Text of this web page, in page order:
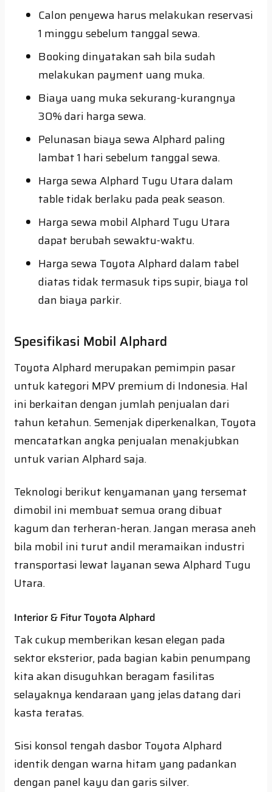
Calon penyewa harus melakukan reservasi
1 minggu sebelum tanggal sewa.
Booking dinyatakan sah bila sudah
melakukan payment uang muka.
Biaya uang muka sekurang-kurangnya
30% dari harga sewa.
Pelunasan biaya sewa Alphard paling
lambat 1 hari sebelum tanggal sewa.
Harga sewa Alphard Tugu Utara dalam
table tidak berlaku pada peak season.
Harga sewa mobil Alphard Tugu Utara
dapat berubah sewaktu-waktu.
Harga sewa Toyota Alphard dalam tabel
diatas tidak termasuk tips supir, biaya tol
dan biaya parkir.
Spesifikasi Mobil Alphard
Toyota Alphard merupakan pemimpin pasar
untuk kategori MPV premium di Indonesia. Hal
ini berkaitan dengan jumlah penjualan dari
tahun ketahun. Semenjak diperkenalkan, Toyota
mencatatkan angka penjualan menakjubkan
untuk varian Alphard saja.
Teknologi berikut kenyamanan yang tersemat
dimobil ini membuat semua orang dibuat
kagum dan terheran-heran. Jangan merasa aneh
bila mobil ini turut andil meramaikan industri
transportasi lewat layanan sewa Alphard Tugu
Utara.
Interior & Fitur Toyota Alphard
Tak cukup memberikan kesan elegan pada
sektor eksterior, pada bagian kabin penumpang
kita akan disuguhkan beragam fasilitas
selayaknya kendaraan yang jelas datang dari
kasta teratas.
Sisi konsol tengah dasbor Toyota Alphard
identik dengan warna hitam yang padankan
dengan panel kayu dan garis silver.